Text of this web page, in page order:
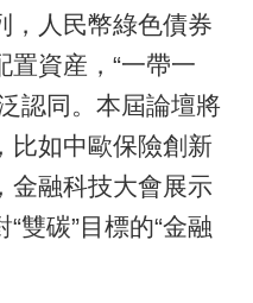
，人民幣綠色債券
置資産，“一帶一
認同。本屆論壇將
比如中歐保險創新
金融科技大會展示
雙碳”目標的“金融